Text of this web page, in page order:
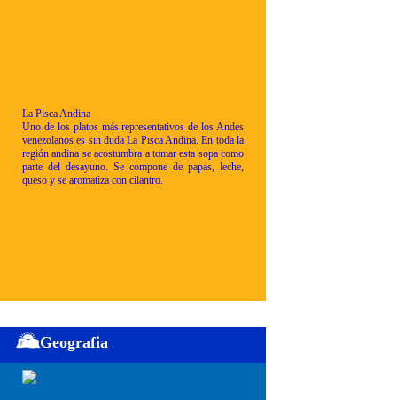
La Pisca Andina
Uno de los platos más representativos de los Andes
venezolanos es sin duda La Pisca Andina. En toda la
región andina se acostumbra a tomar esta sopa como
parte del desayuno. Se compone de papas, leche,
queso y se aromatiza con cilantro.
Geografia